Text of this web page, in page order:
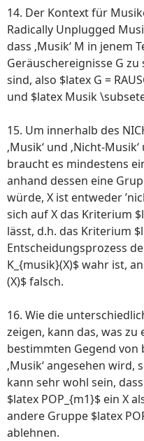
14. Der Kontext für
Radically Unplugged
dass ‚Musik‘ M in jenem
Geräuschereignisse G zu
sind, also $latex G =
und $latex Musik
15. Um innerhalb des
‚Musik‘ und ‚Nicht-
braucht es mindestens
anhand dessen eine
würde, X ist entweder
sich auf X das Kriterium
lässt, d.h. das Kriterium
Entscheidungsprozess
K_{musik}(X)$ wahr ist,
(X)$ falsch.
16. Wie die
zeigen, kann das, was
bestimmten Gegend von
‚Musik‘ angesehen wird,
kann sehr wohl sein,
$latex POP_{m1}$ ein X
andere Gruppe $latex
ablehnen.